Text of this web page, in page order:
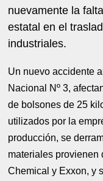
nuevamente la
estatal en el
industriales.
Un nuevo accidente
Nacional Nº 3,
de bolsones de 25
utilizados por la
producción, se
materiales
Chemical y Exxon, y